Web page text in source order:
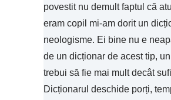
povestit nu demult faptul că
eram copil mi-am dorit un
neologisme. Ei bine nu e
de un dicționar de acest tip,
trebui să fie mai mult decât
Dicționarul deschide porți,